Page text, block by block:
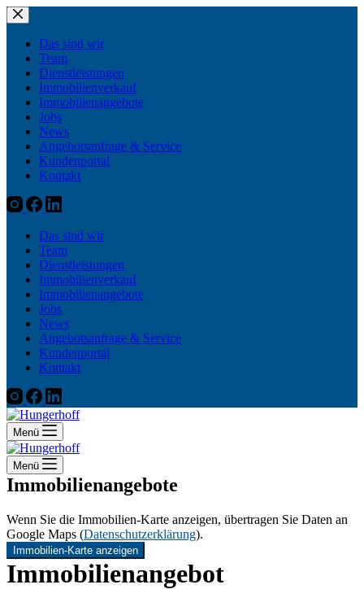
Zum
Inhalt
springenDas sind wir
Team
Dienstleistungen
Immobilienverkauf
Immobilienangebote
Jobs
News
Angebotsanfrage & Service
Kundenportal
Kontakt
Das sind wir
Team
Dienstleistungen
Immobilienverkauf
Immobilienangebote
Jobs
News
Angebotsanfrage & Service
Kundenportal
Kontakt
Menü
Menü
Immobilienangebote
Wenn Sie die Immobilien-Karte anzeigen, übertragen Sie Daten an
Google Maps (Datenschutzerklärung).
Immobilien-Karte anzeigen
Immobilien­angebot